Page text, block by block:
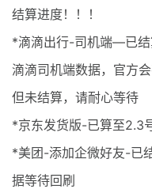
结算进度！！！
*滴滴出行-司机端—已结
滴滴司机端数据，官方
但未结算，请耐心等待
*京东发货版-已算至2.3
*美团-添加企微好友-已
据等待回刷